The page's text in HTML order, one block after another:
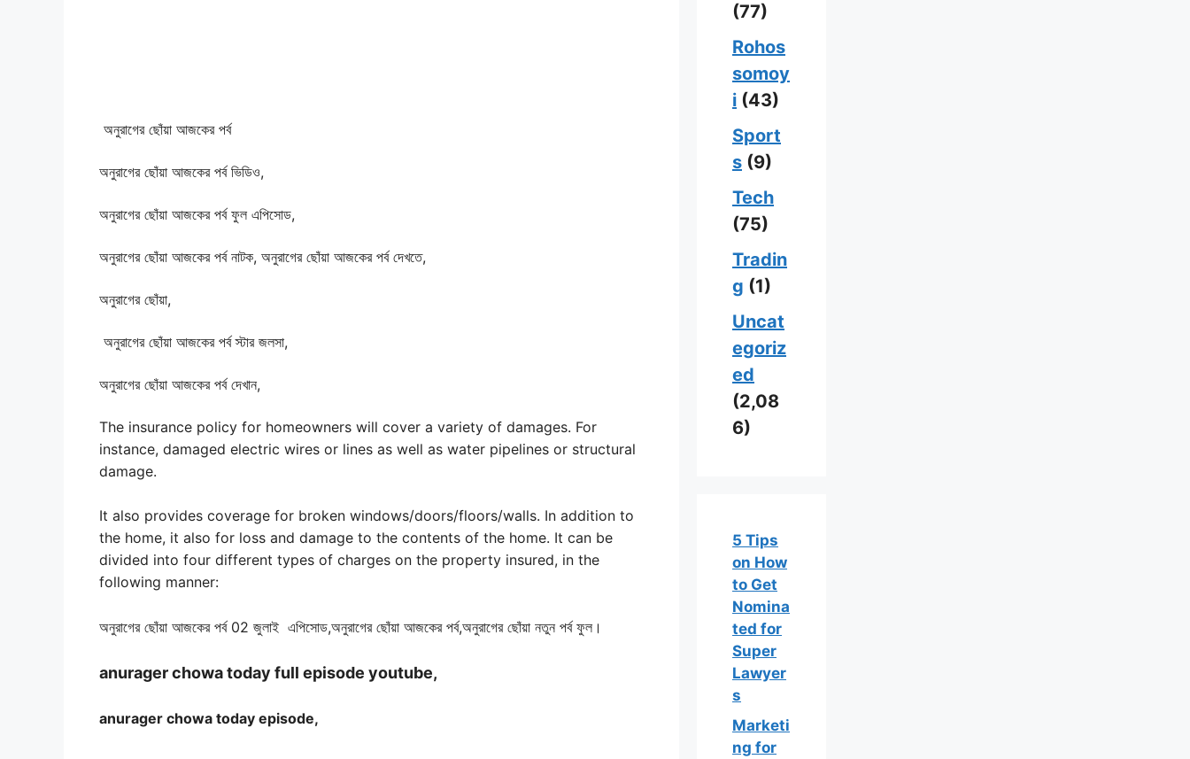
অনুরাগের ছোঁয়া আজকের পর্ব
অনুরাগের ছোঁয়া আজকের পর্ব ভিডিও,
অনুরাগের ছোঁয়া আজকের পর্ব ফুল এপিসোড,
অনুরাগের ছোঁয়া আজকের পর্ব নাটক, অনুরাগের ছোঁয়া আজকের পর্ব দেখতে,
অনুরাগের ছোঁয়া,
অনুরাগের ছোঁয়া আজকের পর্ব স্টার জলসা,
অনুরাগের ছোঁয়া আজকের পর্ব দেখান,
The insurance policy for homeowners will cover a variety of damages. For
instance, damaged electric wires or lines as well as water pipelines or structural
damage.
It also provides coverage for broken windows/doors/floors/walls. In addition to
the home, it also for loss and damage to the contents of the home. It can be
divided into four different types of charges on the property insured, in the
following manner:
অনুরাগের ছোঁয়া আজকের পর্ব 02 জুলাই এপিসোড,অনুরাগের ছোঁয়া আজকের পর্ব,অনুরাগের ছোঁয়া নতুন পর্ব ফুল।
anurager chowa today full episode youtube,
anurager chowa today episode,
(77)
Rohos
somoy
i (43)
Sport
s (9)
Tech
(75)
Tradin
g (1)
Uncat
egoriz
ed
(2,08
6)
5 Tips
on How
to Get
Nomina
ted for
Super
Lawyer
s
Marketi
ng for